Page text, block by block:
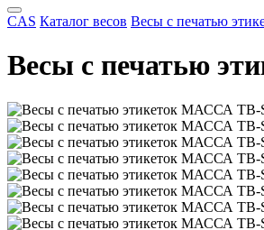
CAS Каталог весов Весы с печатью
Весы с печатью